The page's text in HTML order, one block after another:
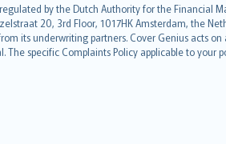
regulated by the Dutch Authority for the
20, 3rd Floor, 1017HK Amsterdam, the
its underwriting partners. Cover Genius acts
specific Complaints Policy applicable to